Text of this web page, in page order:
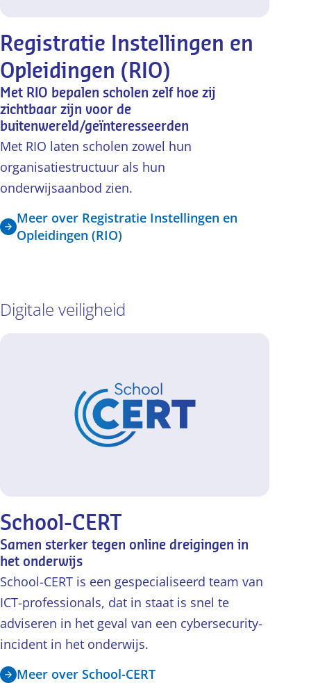
Registratie Instellingen en
Opleidingen (RIO)
Met RIO bepalen scholen zelf hoe zij
zichtbaar zijn voor de
buitenwereld/geïnteresseerden
Met RIO laten scholen zowel hun
organisatiestructuur als hun
onderwijsaanbod zien.
Meer over Registratie Instellingen en
Opleidingen (RIO)
Digitale veiligheid
School-CERT
Samen sterker tegen online dreigingen in
het onderwijs
School-CERT is een gespecialiseerd team van
ICT-professionals, dat in staat is snel te
adviseren in het geval van een cybersecurity-
incident in het onderwijs.
Meer over School-CERT